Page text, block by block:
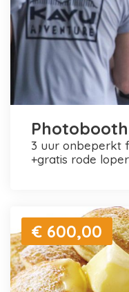
3 uur onbeperkt foto's maken en printen
+gratis rode
€ 600,00